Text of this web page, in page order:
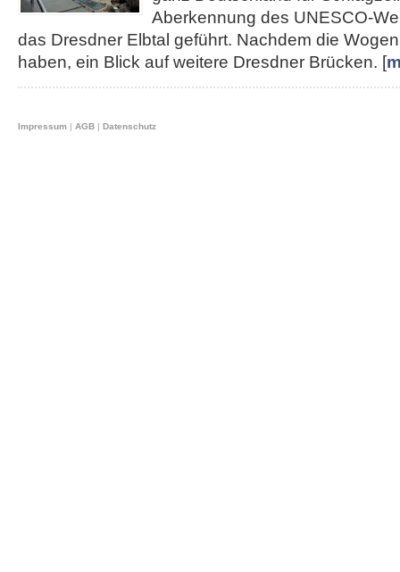
Aberkennung des UNESCO-
das Dresdner Elbtal geführt. Nachdem die
haben, ein Blick auf weitere Dresdner Brücken. [
Impressum | AGB | Datenschutz